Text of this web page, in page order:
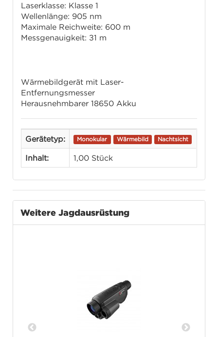
Laserklasse: Klasse 1
Wellenlänge: 905 nm
Maximale Reichweite: 600 m
Messgenauigkeit: ±1 m
Wärmebildgerät mit Laser-
Entfernungsmesser
Herausnehmbarer 18650 Akku
Gerätetyp: Monokular Wärmebild Nachtsicht
Inhalt: 1,00 Stück
Weitere Jagdausrüstung